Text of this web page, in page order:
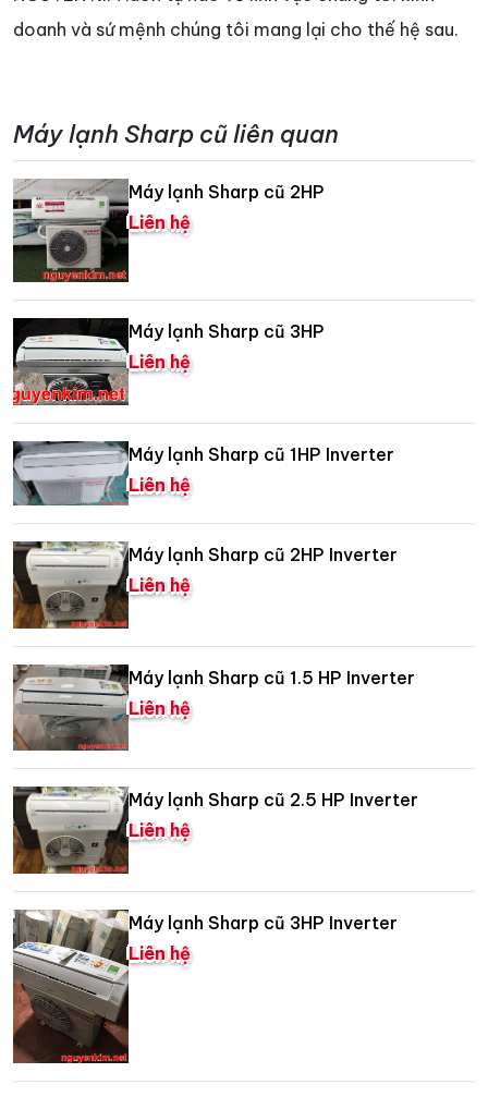
doanh và sứ mệnh chúng tôi mang lại cho thế hệ sau.
Máy lạnh Sharp cũ liên quan
Máy lạnh Sharp cũ 2HP
Liên hệ
Máy lạnh Sharp cũ 3HP
Liên hệ
Máy lạnh Sharp cũ 1HP Inverter
Liên hệ
Máy lạnh Sharp cũ 2HP Inverter
Liên hệ
Máy lạnh Sharp cũ 1.5 HP Inverter
Liên hệ
Máy lạnh Sharp cũ 2.5 HP Inverter
Liên hệ
Máy lạnh Sharp cũ 3HP Inverter
Liên hệ